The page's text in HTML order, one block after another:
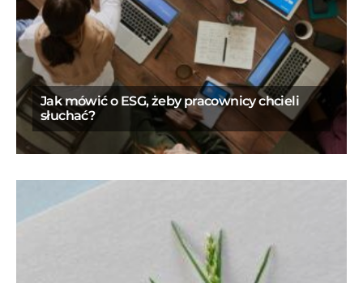
Jak mówić o ESG, żeby pracownicy chcieli
słuchać?